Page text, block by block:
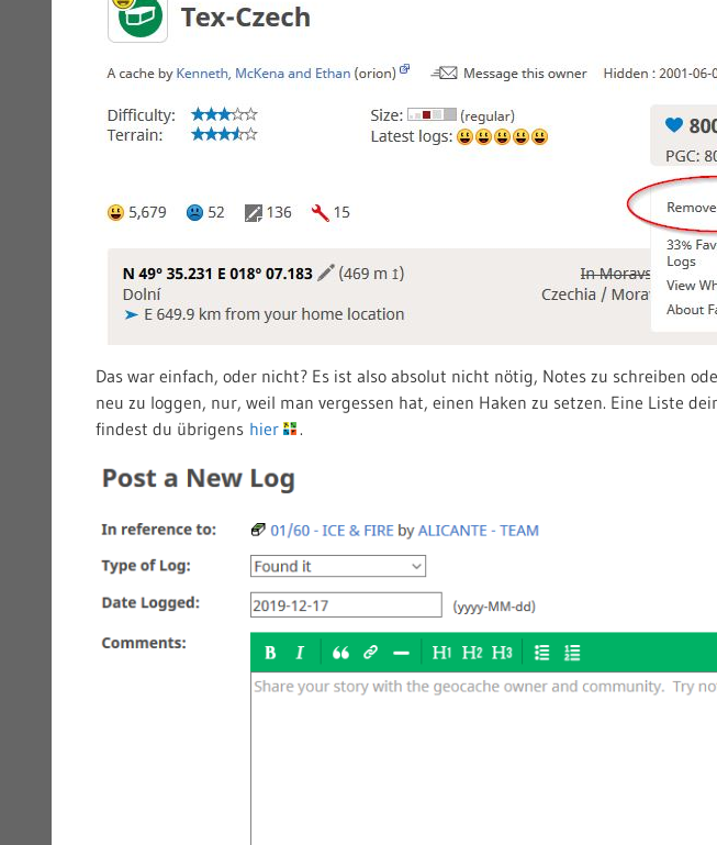
Das war einfach, oder nicht? Es ist also absolut nicht nötig, Notes zu schreiben
neu zu loggen, nur, weil man vergessen hat, einen Haken zu setzen. Eine Liste
findest du übrigens hier .